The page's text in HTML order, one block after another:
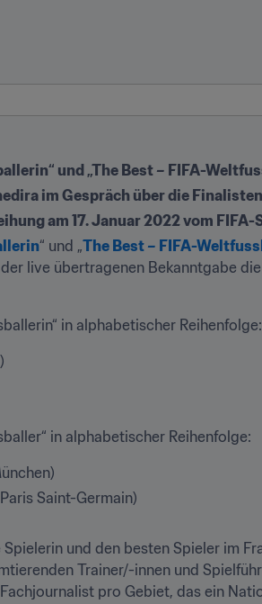
und „The Best – FIFA-
im Gespräch über die
am 17. Januar 2022 vom FIFA-
“ und „The Best – FIFA-
live übertragenen Bekanntgabe
in alphabetischer Reihenfolge:
in alphabetischer Reihenfolge:
Saint-Germain)
und den besten Spieler im
Trainer/-innen und
pro Gebiet, das ein